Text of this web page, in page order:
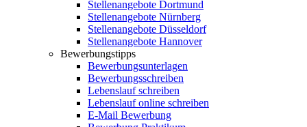
Stellenangebote Dortmund
Stellenangebote Nürnberg
Stellenangebote Düsseldorf
Stellenangebote Hannover
Bewerbungstipps
Bewerbungsunterlagen
Bewerbungsschreiben
Lebenslauf schreiben
Lebenslauf online schreiben
E-Mail Bewerbung